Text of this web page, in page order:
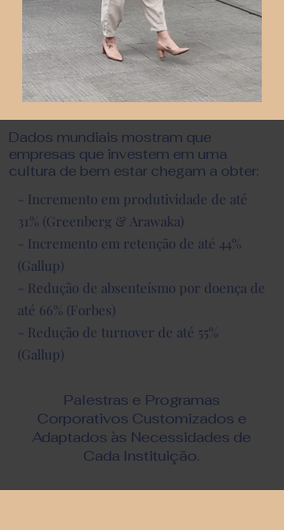
Dados mundiais mostram que
empresas que investem em uma
cultura de bem estar chegam a obter:
- Incremento em produtividade de até
31% (Greenberg & Arawaka)
- Incremento em retenção de até 44%
(Gallup)
- Redução de absenteísmo por doença de
até 66% (Forbes)
- Redução de turnover de até 55%
(Gallup)
Palestras e Programas
Corporativos Customizados e
Adaptados às Necessidades de
Cada Instituição.